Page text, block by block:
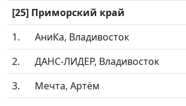
[25] Приморский край
1.
АниКа, Владивосток
2.
ДАНС-ЛИДЕР, Владивосток
3.
Мечта, Артём